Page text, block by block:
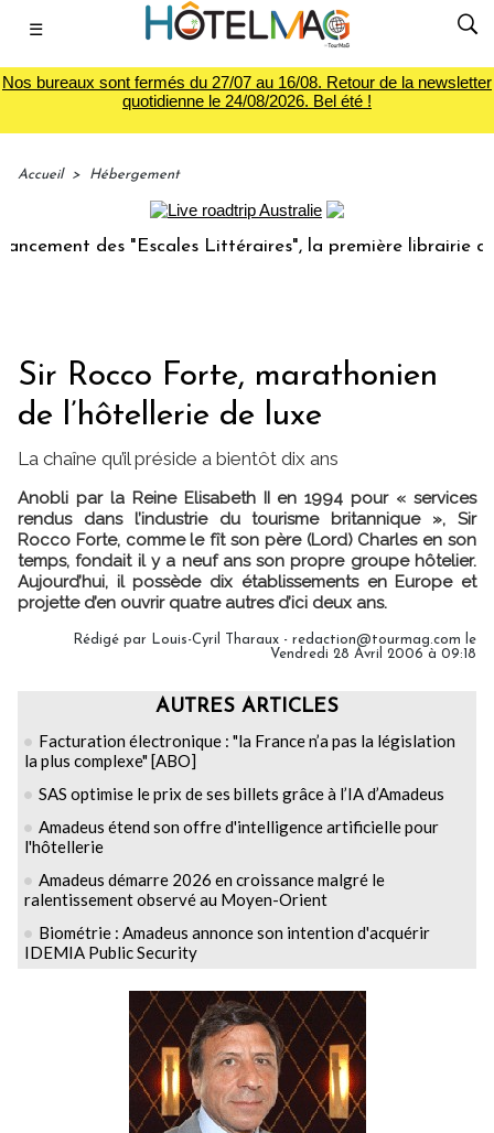
☰
Nos bureaux sont fermés du 27/07 au 16/08. Retour de la newsletter
quotidienne le 24/08/2026. Bel été !
Accueil > Hébergement
des "Escales Littéraires", la première librairie du
Sir Rocco Forte, marathonien
de l’hôtellerie de luxe
La chaîne qu’il préside a bientôt dix ans
Anobli par la Reine Elisabeth II en 1994 pour « services
rendus dans l’industrie du tourisme britannique », Sir
Rocco Forte, comme le fît son père (Lord) Charles en son
temps, fondait il y a neuf ans son propre groupe hôtelier.
Aujourd’hui, il possède dix établissements en Europe et
projette d’en ouvrir quatre autres d’ici deux ans.
Rédigé par Louis-Cyril Tharaux - redaction@tourmag.com le
Vendredi 28 Avril 2006 à 09:18
AUTRES ARTICLES
Facturation électronique : "la France n’a pas la législation
la plus complexe" [ABO]
SAS optimise le prix de ses billets grâce à l’IA d’Amadeus
Amadeus étend son offre d'intelligence artificielle pour
l'hôtellerie
Amadeus démarre 2026 en croissance malgré le
ralentissement observé au Moyen-Orient
Biométrie : Amadeus annonce son intention d'acquérir
IDEMIA Public Security